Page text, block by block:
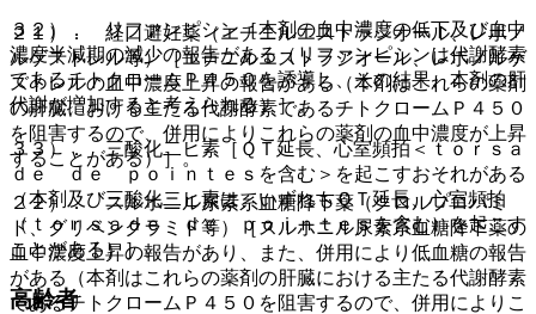
３２）． リファンピシン［本剤の血中濃度の低下及び血中
濃度半減期の減少の報告がある（リファンピシンは代謝酵素
であるチトクロームＰ４５０を誘導し、その結果、本剤の肝
代謝が増加すると考えられる）］。
３３）． 三酸化二ヒ素［ＱＴ延長、心室頻拍＜ｔｏｒｓａ
ｄｅ ｄｅ ｐｏｉｎｔｅｓを含む＞を起こすおそれがある
（本剤及び三酸化二ヒ素は、いずれもＱＴ延長、心室頻拍
（ｔｏｒｓａｄｅ ｄｅ ｐｏｉｎｔｅｓを含む）を起こす
ことがある）］。
高齢者
２１）． 経口避妊薬（エチニルエストラジオール、レボノ
ルゲストレル等）［エチニルエストラジオール、レボノルゲ
ストレルの血中濃度上昇の報告がある（本剤はこれらの薬剤
の肝臓における主たる代謝酵素であるチトクロームＰ４５０
を阻害するので、併用によりこれらの薬剤の血中濃度が上昇
することがある）］。
２２）． スルホニル尿素系血糖降下薬（クロルプロパミ
ド、グリベンクラミド等）［スルホニル尿素系血糖降下薬の
血中濃度上昇の報告があり、また、併用により低血糖の報告
がある（本剤はこれらの薬剤の肝臓における主たる代謝酵素
であるチトクロームＰ４５０を阻害するので、併用によりこ